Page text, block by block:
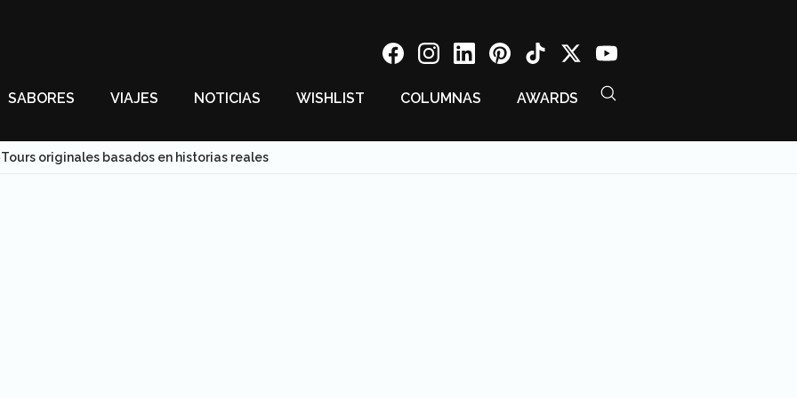
SABORES VIAJES NOTICIAS WISHLIST COLUMNAS AWARDS
Tours originales basados en historias reales